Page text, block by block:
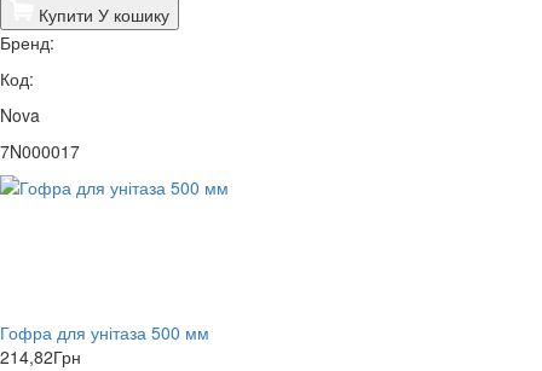
Купити У кошику
Бренд:
Код:
Nova
7N000017
Гофра для унітаза 500 мм
214,82Грн